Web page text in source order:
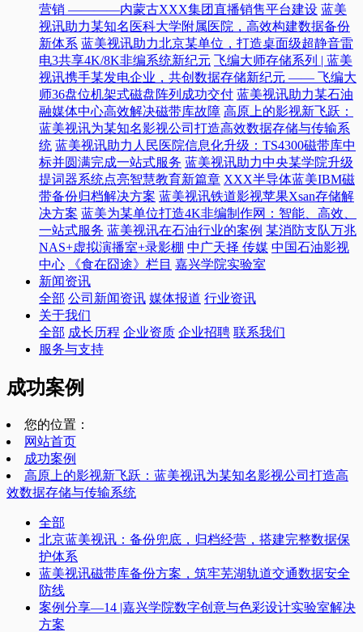
营销 ————内蒙古XXX集团直播销售平台建设 蓝美
视讯助力某知名医科大学附属医院，高效构建数据备份
新体系 蓝美视讯助力北京某单位，打造桌面级超静音雷
电3共享4K/8K非编系统新纪元 飞编大师存储系列 | 蓝美
视讯携手某发电企业，共创数据存储新纪元 —— 飞编大
师36盘位机架式磁盘阵列成功交付 蓝美视讯助力某石油
融媒体中心高效解决磁带库故障 高原上的影视新飞跃：
蓝美视讯为某知名影视公司打造高效数据存储与传输系
统 蓝美视讯助力人民医院信息化升级：TS4300磁带库中
标并圆满完成一站式服务 蓝美视讯助力中央某学院升级
提词器系统点亮智慧教育新篇章 XXX半导体蓝美IBM磁
带备份归档解决方案 蓝美视讯铁道影视苹果Xsan存储解
决方案 蓝美为某单位打造4K非编制作网：智能、高效、
一站式服务 蓝美视讯在石油行业的案例 某消防支队万兆
NAS+虚拟演播室+录影棚 中广天择 传媒 中国石油影视
中心
《食在囧途》栏目 嘉兴学院实验室
新闻资讯
全部 公司新闻资讯 媒体报道 行业资讯
关于我们
全部 成长历程 企业资质 企业招聘 联系我们
服务与支持
成功案例
您的位置：
网站首页
成功案例
高原上的影视新飞跃：蓝美视讯为某知名影视公司打造高
效数据存储与传输系统
全部
北京蓝美视讯：备份兜底，归档经营，搭建完整数据保
护体系
蓝美视讯磁带库备份方案，筑牢芜湖轨道交通数据安全
防线
案例分享—14 |嘉兴学院数字创意与色彩设计实验室解决
方案